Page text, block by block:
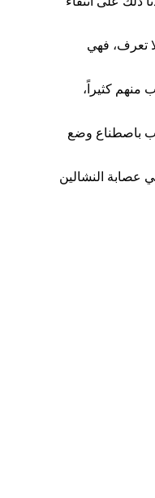
تعرف، فهي
منهم كثيراً،
باصطناع وضع
عصابة النشالين